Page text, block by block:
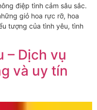
điệp tình cảm sâu sắc.
giỏ hoa rực rỡ, hoa
tượng của tình yêu, tình
– Dịch vụ
và uy tín